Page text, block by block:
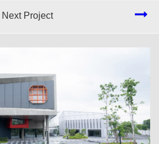
Next Project